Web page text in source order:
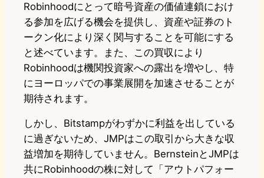
Robinhoodにとって暗号資産の価値連鎖におけ
る参加を広げる機会を提供し、資産や証券のト
ークン化により深く関与することを可能にする
と述べています。また、この買収により
Robinhoodは機関投資家への露出を増やし、特
にヨーロッパでの事業展開を加速させることが
期待されます。
しかし、Bitstampがわずかに利益を出している
に過ぎないため、JMPはこの取引から大きな収
益増加を期待していません。BernsteinとJMPは
共にRobinhoodの株に対して「アウトパフォー